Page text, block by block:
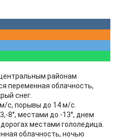
районам
переменная облачность,
снег.
с, порывы до 14 м/с.
8°, местами до -13°, днем
местами гололедица.
облачность, ночью